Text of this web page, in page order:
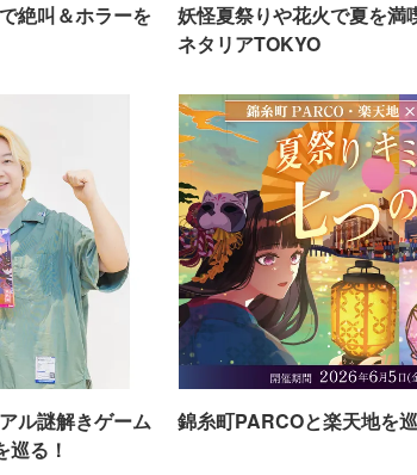
絶叫＆ホラーを
妖怪夏祭りや花火で夏を満
ネタリアTOKYO
ル謎解きゲーム
る！
錦糸町PARCOと楽天地を